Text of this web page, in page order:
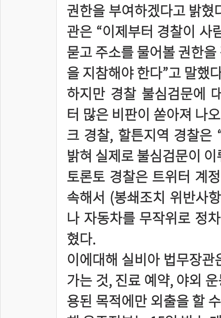
권한을 부여하겠다고 밝
관은 “이제부터 경찰이 사
묻고 주소를 물어볼 권한
을 지참해야 한다”고 말했
하지만 경찰 불심검문에
터 많은 비판이 쏟아져 나
크 경찰, 할튼지역 경찰은
밝혀 실제로 불심검문이
토론토 경찰은 트위터 계
속해서 (봉쇄조치 위반사
나 자동차를 무작위로 정
혔다.
이에대해 실비아 법무장
가는 것, 진료 예약, 야외
용된 목적에만 외출을 할